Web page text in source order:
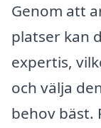
Genom att
platser kan
expertis,
och välja
behov bäst.